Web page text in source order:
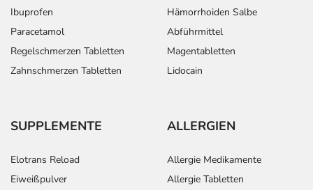
Eine vom Arzt verordnete Dosierung kann von den
Angaben der Packungsbeilage abweichen. Da der Arzt sie
individuell abstimmt, sollten Sie das Arzneimittel daher
nach seinen Anweisungen anwenden.
Wichtige Hinweise
- Vorsicht: Das Reaktionsvermögen kann auch bei
bestimmungsgemäßem Gebrauch beeinträchtigt sein.
Ibuprofen
Paracetamol
Regelschmerzen Tabletten
Zahnschmerzen Tabletten
Hämorrhoiden Salbe
Abführmittel
Magentabletten
Lidocain
SUPPLEMENTE
Elotrans Reload
Eiweißpulver
ALLERGIEN
Allergie Medikamente
Allergie Tabletten